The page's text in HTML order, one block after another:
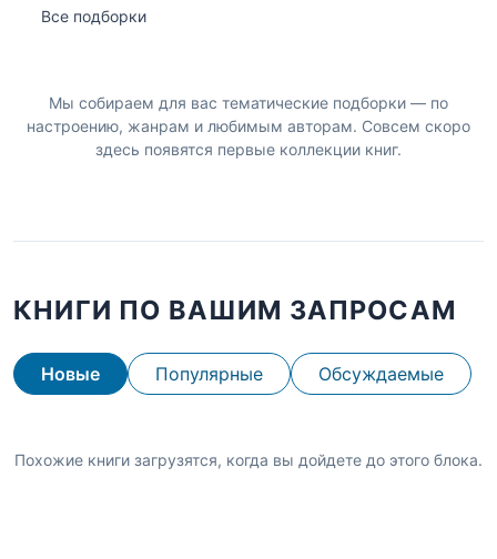
Все подборки
Мы собираем для вас тематические подборки — по
настроению, жанрам и любимым авторам. Совсем скоро
здесь появятся первые коллекции книг.
КНИГИ ПО ВАШИМ ЗАПРОСАМ
Новые Популярные Обсуждаемые
Похожие книги загрузятся, когда вы дойдете до этого блока.